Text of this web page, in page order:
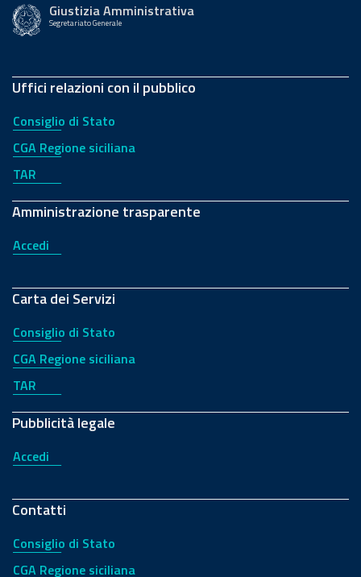
Giustizia Amministrativa
Segretariato Generale
Uffici relazioni con il pubblico
Consiglio di Stato
CGA Regione siciliana
TAR
Amministrazione trasparente
Accedi
Carta dei Servizi
Consiglio di Stato
CGA Regione siciliana
TAR
Pubblicità legale
Accedi
Contatti
Consiglio di Stato
CGA Regione siciliana